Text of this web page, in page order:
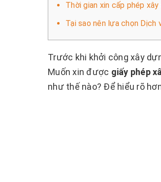
Thời gian xin cấp phép
Tại sao nên lựa chọn Dịch
Trước khi khởi công xây
Muốn xin được giấy phép
như thế nào? Để hiểu rõ